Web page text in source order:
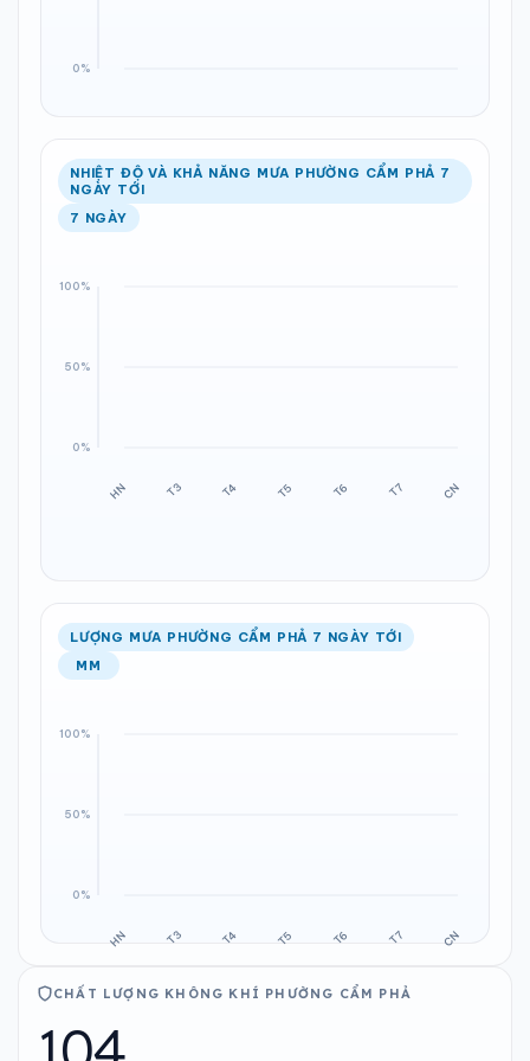
NHIỆT ĐỘ VÀ KHẢ NĂNG MƯA PHƯỜNG CẨM PHẢ 7
NGÀY TỚI
7 NGÀY
LƯỢNG MƯA PHƯỜNG CẨM PHẢ 7 NGÀY TỚI
MM
CHẤT LƯỢNG KHÔNG KHÍ PHƯỜNG CẨM PHẢ